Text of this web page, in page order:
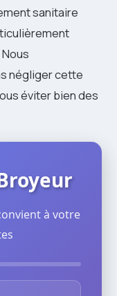
sanitaire
négliger cette
éviter bien des
à votre